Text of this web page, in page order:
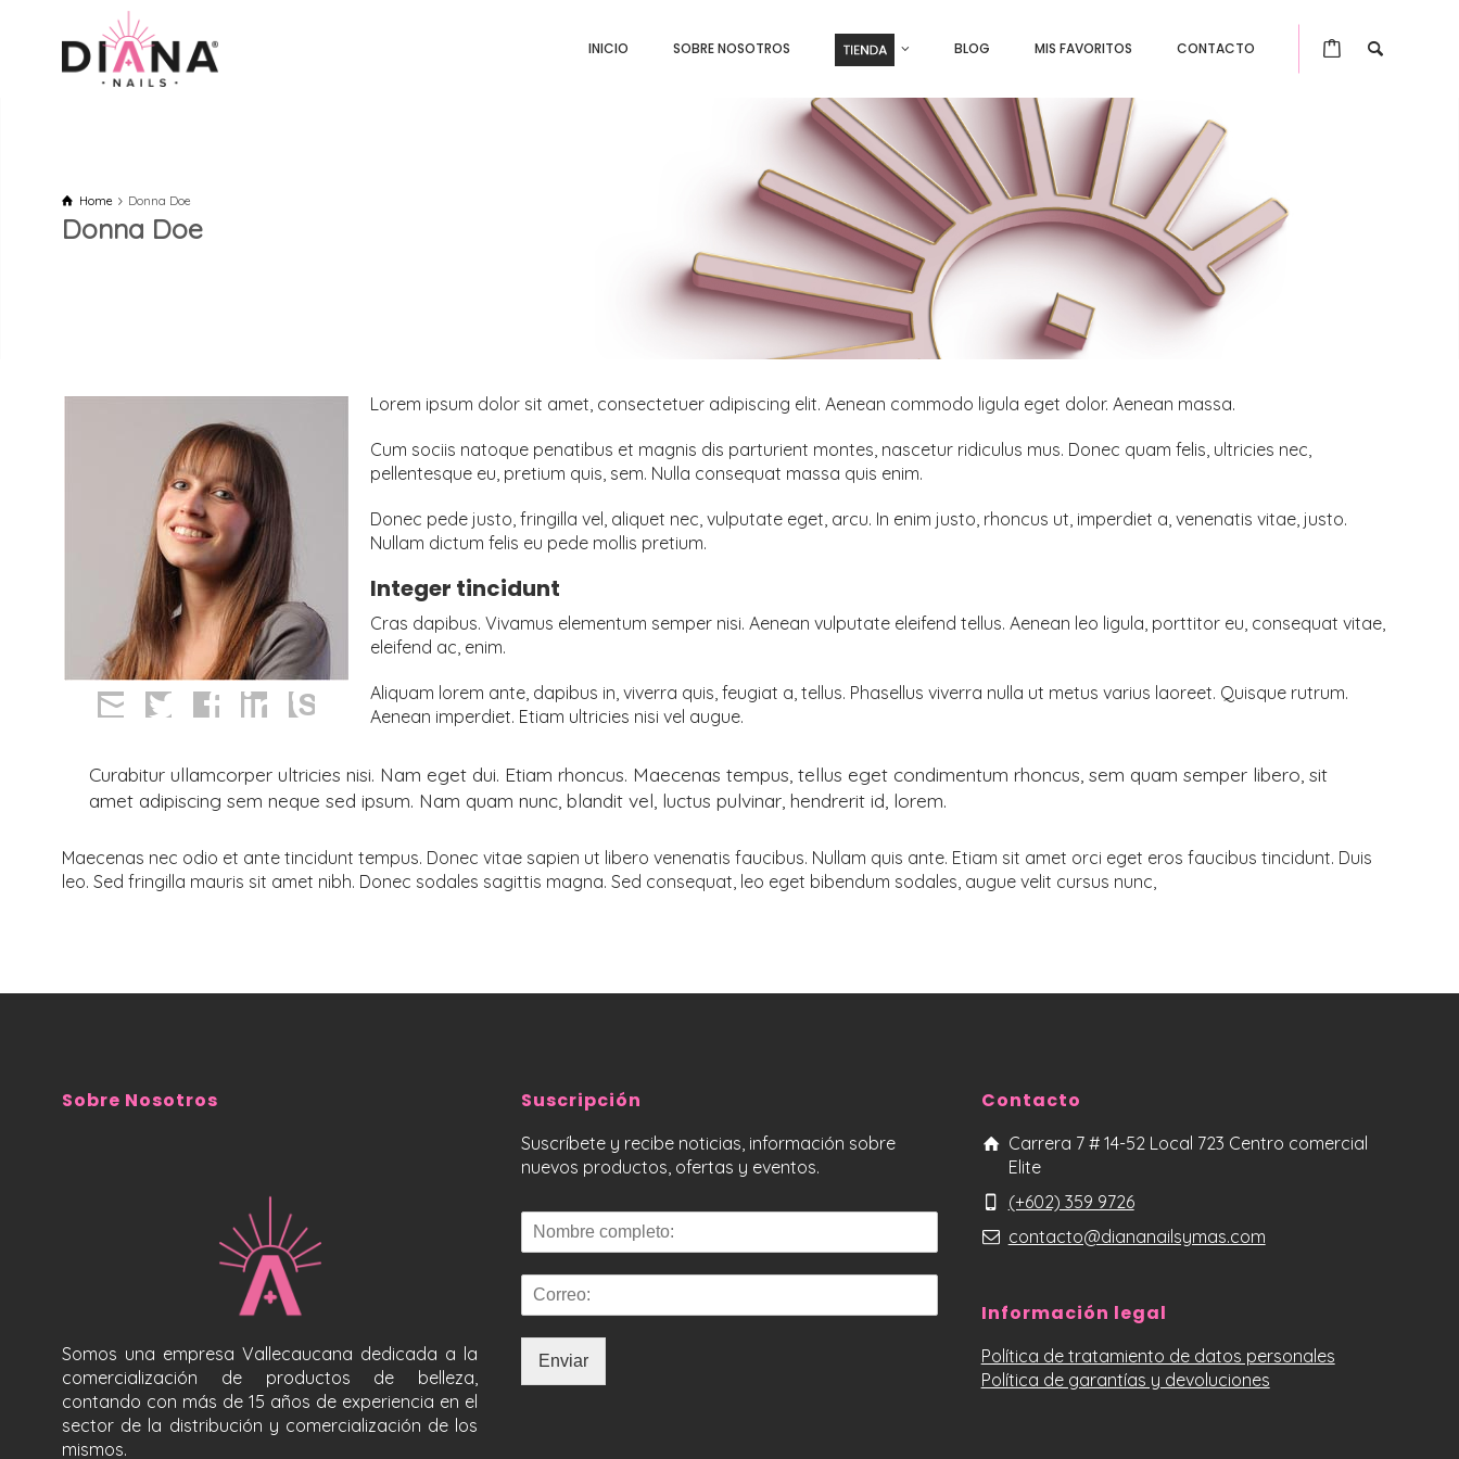
INICIO SOBRE NOSOTROS BLOG MIS FAVORITOS CONTACTO
Home Donna Doe
Donna Doe
Lorem ipsum dolor sit amet, consectetuer adipiscing elit. Aenean commodo ligula eget dolor. Aenean massa.
Cum sociis natoque penatibus et magnis dis parturient montes, nascetur ridiculus mus. Donec quam felis, ultricies nec,
pellentesque eu, pretium quis, sem. Nulla consequat massa quis enim.
Donec pede justo, fringilla vel, aliquet nec, vulputate eget, arcu. In enim justo, rhoncus ut, imperdiet a, venenatis vitae, justo.
Nullam dictum felis eu pede mollis pretium.
Integer tincidunt
Cras dapibus. Vivamus elementum semper nisi. Aenean vulputate eleifend tellus. Aenean leo ligula, porttitor eu, consequat vitae,
eleifend ac, enim.
Aliquam lorem ante, dapibus in, viverra quis, feugiat a, tellus. Phasellus viverra nulla ut metus varius laoreet. Quisque rutrum.
Aenean imperdiet. Etiam ultricies nisi vel augue.
Curabitur ullamcorper ultricies nisi. Nam eget dui. Etiam rhoncus. Maecenas tempus, tellus eget condimentum rhoncus, sem quam semper libero, sit
amet adipiscing sem neque sed ipsum. Nam quam nunc, blandit vel, luctus pulvinar, hendrerit id, lorem.
Maecenas nec odio et ante tincidunt tempus. Donec vitae sapien ut libero venenatis faucibus. Nullam quis ante. Etiam sit amet orci eget eros faucibus tincidunt. Duis
leo. Sed fringilla mauris sit amet nibh. Donec sodales sagittis magna. Sed consequat, leo eget bibendum sodales, augue velit cursus nunc,
Sobre Nosotros
Somos una empresa Vallecaucana dedicada a la
comercialización de productos de belleza,
contando con más de 15 años de experiencia en el
sector de la distribución y comercialización de los
mismos.
Suscripción
Suscríbete y recibe noticias, información sobre
nuevos productos, ofertas y eventos.
Enviar
Contacto
Carrera 7 # 14-52 Local 723 Centro comercial
Elite
(+602) 359 9726
contacto@diananailsymas.com
Información legal
Política de tratamiento de datos personales
Política de garantías y devoluciones